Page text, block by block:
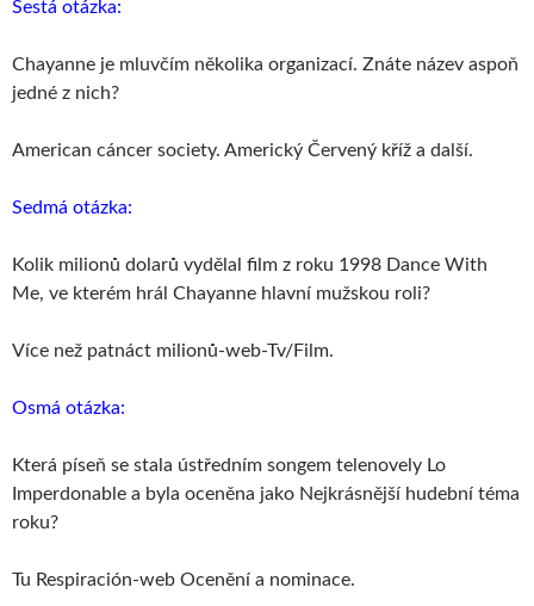
Šestá otázka:
Chayanne je mluvčím několika organizací. Znáte název aspoň
jedné z nich?
American cáncer society. Americký Červený kříž a další.
Sedmá otázka:
Kolik milionů dolarů vydělal film z roku 1998 Dance With
Me, ve kterém hrál Chayanne hlavní mužskou roli?
Více než patnáct milionů-web-Tv/Film.
Osmá otázka:
Která píseň se stala ústředním songem telenovely Lo
Imperdonable a byla oceněna jako Nejkrásnější hudební téma
roku?
Tu Respiración-web Ocenění a nominace.